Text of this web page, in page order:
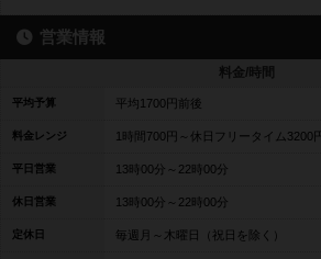
営業情報
料金/時間
平均予算 平均1700円前後
料金レンジ 1時間700円～休日フリータイム3200円
平日営業 13時00分～22時00分
休日営業 13時00分～22時00分
定休日 毎週月～木曜日（祝日を除く）